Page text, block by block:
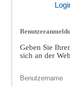
Geben Sie
sich an der